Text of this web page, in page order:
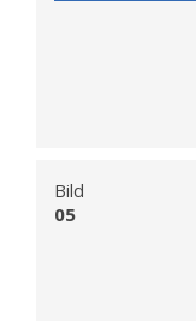
Bild
05